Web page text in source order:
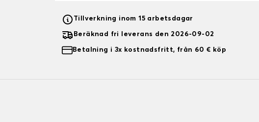
Tillverkning inom 15 arbetsdagar
Beräknad fri leverans den 2026-09-02
Betalning i 3x kostnadsfritt, från 60 € köp